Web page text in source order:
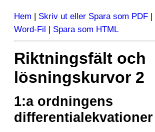
Hem | Skriv ut eller Spara som PDF |
Word-Fil | Spara som HTML
Riktningsfält och
lösningskurvor 2
1:a ordningens
differentialekvationer